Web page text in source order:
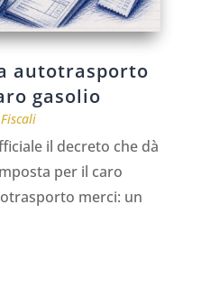
autotrasporto
gasolio
il decreto che dà
per il caro
merci: un